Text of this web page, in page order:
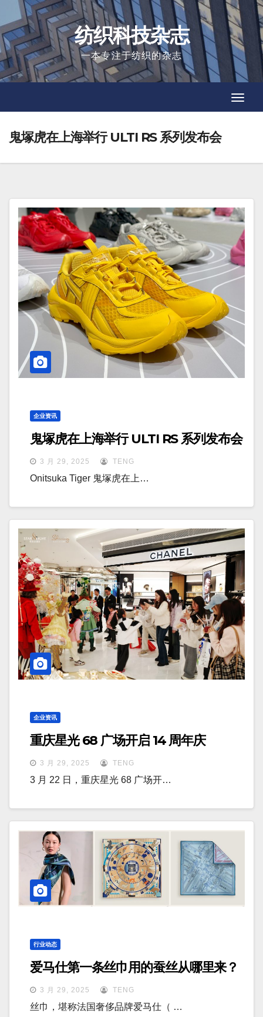
to
content
纺织科技杂志
一本专注于纺织的杂志
鬼塚虎在上海举行 ULTI RS 系列发布会
企业资讯
鬼塚虎在上海举行 ULTI RS 系列发布会
3 月 29, 2025 TENG
Onitsuka Tiger 鬼塚虎在上…
企业资讯
重庆星光 68 广场开启 14 周年庆
3 月 29, 2025 TENG
3 月 22 日，重庆星光 68 广场开…
行业动态
爱马仕第一条丝巾用的蚕丝从哪里来？
3 月 29, 2025 TENG
丝巾，堪称法国奢侈品牌爱马仕（ …